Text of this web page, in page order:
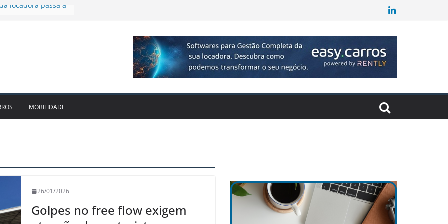
1bi no 2T26 e
de veículos
para o RJ e
leva Localiza
MOBILIDADE
26/01/2026
Golpes no free flow exigem